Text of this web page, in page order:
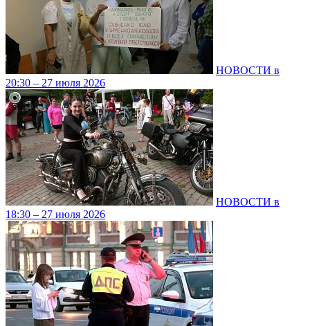
НОВОСТИ в
20:30 – 27 июля 2026
НОВОСТИ в
18:30 – 27 июля 2026